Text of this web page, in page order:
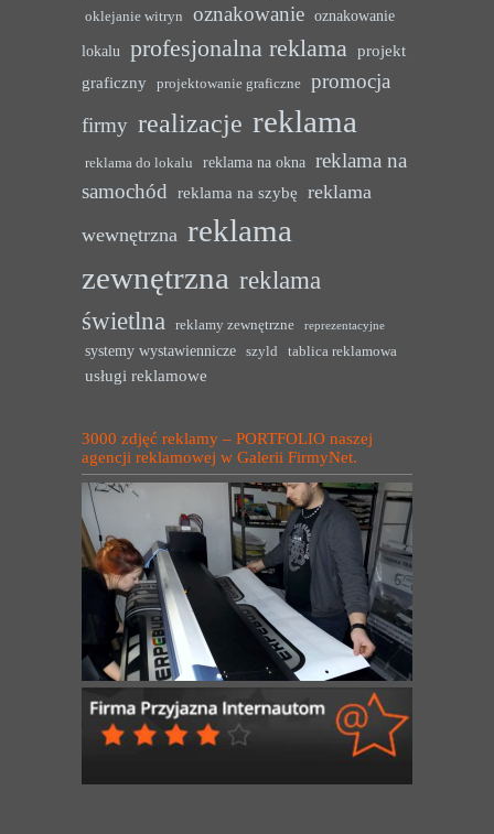
oklejanie witryn oznakowanie oznakowanie
lokalu profesjonalna reklama projekt
graficzny
projektowanie graficzne
promocja
firmy realizacje reklama
reklama do lokalu reklama na okna reklama na
samochód reklama na szybę reklama
wewnętrzna reklama
zewnętrzna reklama
świetlna
reklamy zewnętrzne reprezentacyjne
systemy wystawiennicze szyld tablica reklamowa
usługi reklamowe
3000 zdjęć reklamy – PORTFOLIO naszej
agencji reklamowej w Galerii FirmyNet.